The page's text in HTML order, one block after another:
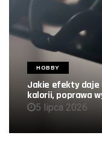
HOBBY
Jakie efekty daje
kalorii, poprawa
5 lipca 2026